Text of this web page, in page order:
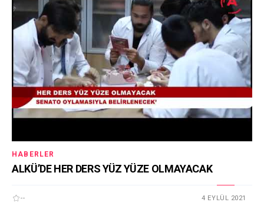
HABERLER
ALKÜ’DE HER DERS YÜZ YÜZE OLMAYACAK
-- 4 EYLÜL 2021